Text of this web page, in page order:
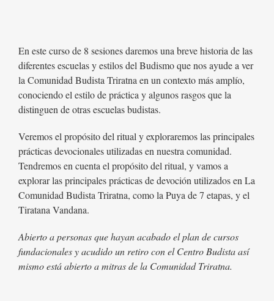
En este curso de 8 sesiones daremos una breve historia de las
diferentes escuelas y estilos del Budismo que nos ayude a ver
la Comunidad Budista Triratna en un contexto más amplío,
conociendo el estilo de práctica y algunos rasgos que la
distinguen de otras escuelas budistas.
Veremos el propósito del ritual y exploraremos las principales
prácticas devocionales utilizadas en nuestra comunidad.
Tendremos en cuenta el propósito del ritual, y vamos a
explorar las principales prácticas de devoción utilizados en La
Comunidad Budista Triratna, como la Puya de 7 etapas, y el
Tiratana Vandana.
Abierto a personas que hayan acabado el plan de cursos
fundacionales y acudido un retiro con el Centro Budista así
mismo está abierto a mitras de la Comunidad Triratna.